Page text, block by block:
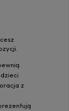
z